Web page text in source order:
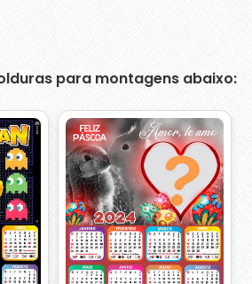
para montagens abaixo: